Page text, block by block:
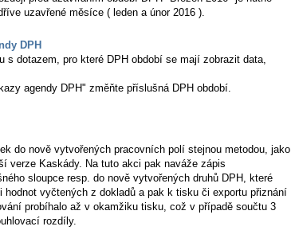
uzavřené měsíce ( leden a únor 2016 ).
DPH
s dotazem, pro které DPH období se mají zobrazit data,
agendy DPH" změňte příslušná DPH období.
do nově vytvořených pracovních polí stejnou metodou, jako
verze Kaskády. Na tuto akci pak naváže zápis
sloupce resp. do nově vytvořených druhů DPH, které
hodnot vyčtených z dokladů a pak k tisku či exportu přiznání
probíhalo až v okamžiku tisku, což v případě součtu 3
rozdíly.